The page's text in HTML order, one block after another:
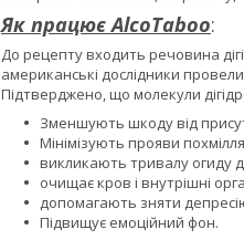
Як працює AlcoTaboo:
До рецепту входить речовина
американські дослідники
Підтверджено, що молекули
Зменшують шкоду від
Мінімізують прояви
викликають тривалу огиду
очищає кров і внутрішні
допомагають зняти
Підвищує емоційний фон.